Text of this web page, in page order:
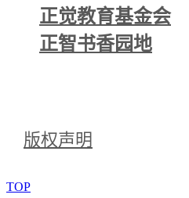
正觉教育基金会
正智书香园地
版权声明
TOP